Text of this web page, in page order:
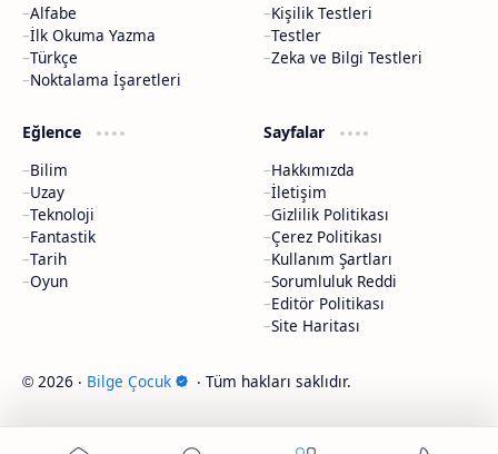
Alfabe
İlk Okuma Yazma
Türkçe
Noktalama İşaretleri
Kişilik Testleri
Testler
Zeka ve Bilgi Testleri
Eğlence
Bilim
Uzay
Teknoloji
Fantastik
Tarih
Oyun
Sayfalar
Hakkımızda
İletişim
Gizlilik Politikası
Çerez Politikası
Kullanım Şartları
Sorumluluk Reddi
Editör Politikası
Site Haritası
© 2026 ‧ Bilge Çocuk ‧ Tüm hakları saklıdır.